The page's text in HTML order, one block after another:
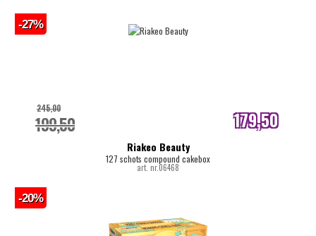
Riakeo Beauty
127 schots compound cakebox
art. nr.06468
199,50
245,00 179,50
internetprijs
-27%
-20%